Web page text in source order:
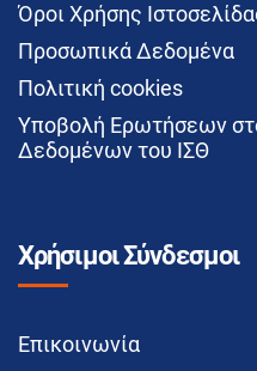
Όροι Χρήσης
Προσωπικά Δεδομένα
Πολιτική cookies
Υποβολή Ερωτήσεων
Δεδομένων του ΙΣΘ
Χρήσιμοι Σύνδεσμοι
Επικοινωνία